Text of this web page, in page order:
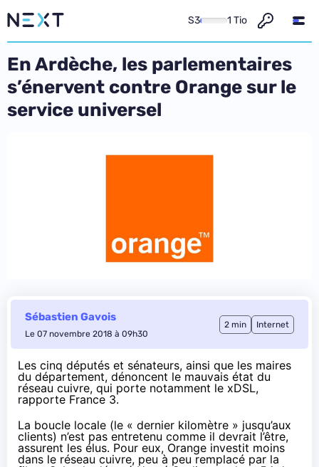
S3 1 Tio
En Ardèche, les parlementaires
s’énervent contre Orange sur le
service universel
Sébastien Gavois
Le 07 novembre 2018 à 09h30
2 min Internet
Les cinq députés et sénateurs, ainsi que les maires
du département, dénoncent le mauvais état du
réseau cuivre, qui porte notamment le xDSL,
rapporte France 3.
La boucle locale (le « dernier kilomètre » jusqu’aux
clients) n’est pas entretenu comme il devrait l’être,
assurent les élus. Pour eux, Orange investit moins
dans le réseau cuivre, peu à peu remplacé par la